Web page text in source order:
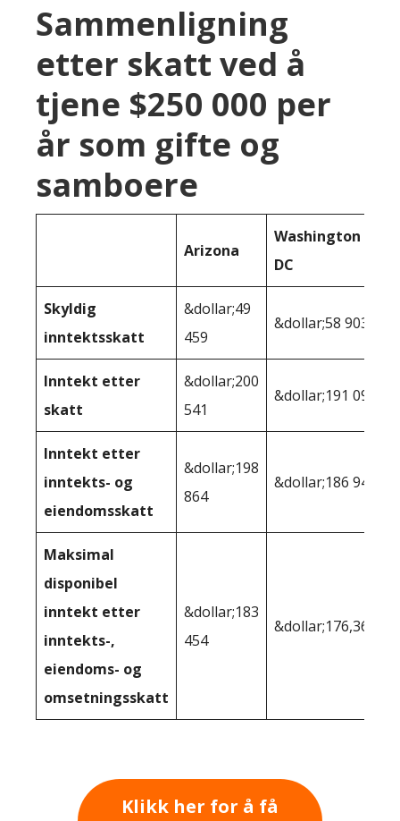
Sammenligning
etter skatt ved å
tjene $250 000 per
år som gifte og
samboere
Arizona
Washington
DC
Skyldig
inntektsskatt
&dollar;49
459
&dollar;58 903
Inntekt etter
skatt
&dollar;200
541
&dollar;191 097
Inntekt etter
inntekts- og
eiendomsskatt
&dollar;198
864
&dollar;186 946
Maksimal
disponibel
inntekt etter
inntekts-,
eiendoms- og
omsetningsskatt
&dollar;183
454
&dollar;176,364
Klikk her for å få